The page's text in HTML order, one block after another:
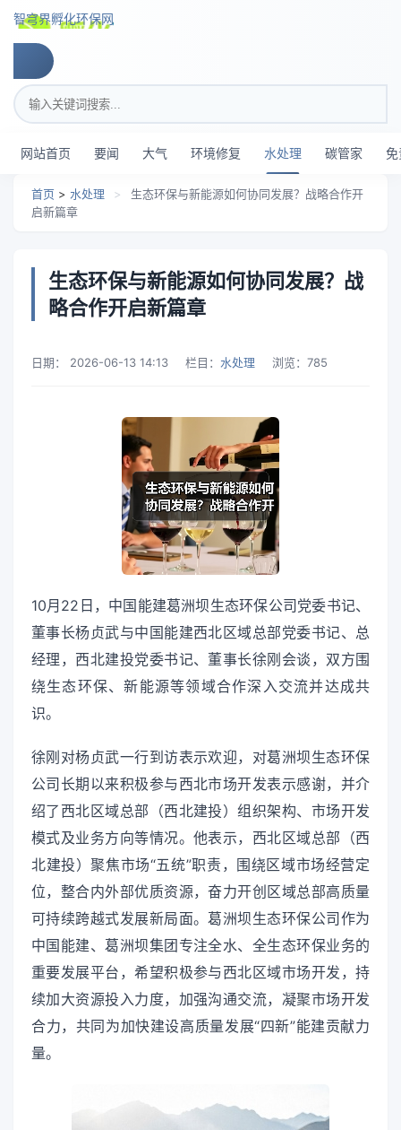
智穹界孵化环保网
搜索关键词
网站首页 要闻 大气 环境修复 水处理 碳管家 免
首页 > 水处理 >
生态环保与新能源如何协同发展？战略合作开
启新篇章
生态环保与新能源如何协同发展？战
略合作开启新篇章
日期： 2026-06-13 14:13 栏目： 水处理 浏览： 785
10月22日，中国能建葛洲坝生态环保公司党委书记、
董事长杨贞武与中国能建西北区域总部党委书记、总
经理，西北建投党委书记、董事长徐刚会谈，双方围
绕生态环保、新能源等领域合作深入交流并达成共
识。
徐刚对杨贞武一行到访表示欢迎，对葛洲坝生态环保
公司长期以来积极参与西北市场开发表示感谢，并介
绍了西北区域总部（西北建投）组织架构、市场开发
模式及业务方向等情况。他表示，西北区域总部（西
北建投）聚焦市场“五统”职责，围绕区域市场经营定
位，整合内外部优质资源，奋力开创区域总部高质量
可持续跨越式发展新局面。葛洲坝生态环保公司作为
中国能建、葛洲坝集团专注全水、全生态环保业务的
重要发展平台，希望积极参与西北区域市场开发，持
续加大资源投入力度，加强沟通交流，凝聚市场开发
合力，共同为加快建设高质量发展“四新”能建贡献力
量。